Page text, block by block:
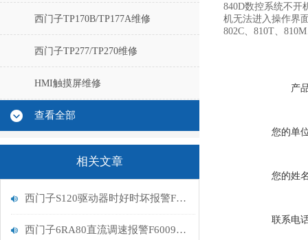
西门子TP170B/TP177A维修
西门子TP277/TP270维修
HMI触摸屏维修
查看全部
相关文章
西门子S120驱动器时好时坏报警F30005过载维修处理
西门子6RA80直流调速报警F60096检测维修
840D数控系统不开
机无法进入操作界
802C、810T、
产
您的单
您的姓
联系电